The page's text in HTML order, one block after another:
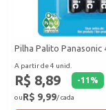
Pilha Palito Panasonic
A partir de 4 unid.
R$ 8,89 -11 %
ouR$ 9,99/ cada